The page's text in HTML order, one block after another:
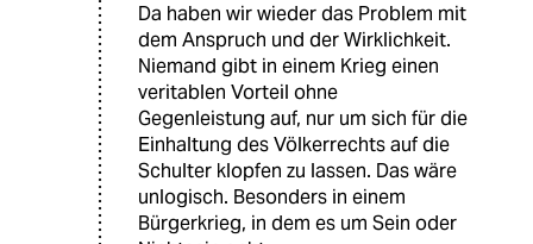
Da haben wir wieder das Problem mit
dem Anspruch und der Wirklichkeit.
Niemand gibt in einem Krieg einen
veritablen Vorteil ohne
Gegenleistung auf, nur um sich für die
Einhaltung des Völkerrechts auf die
Schulter klopfen zu lassen. Das wäre
unlogisch. Besonders in einem
Bürgerkrieg, in dem es um Sein oder